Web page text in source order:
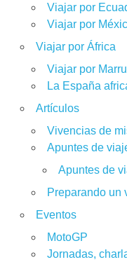
Viajar por
Viajar por
Viajar por África
Viajar por
La España
Artículos
Vivencias de
Apuntes de
Apuntes de
Preparando un
Eventos
MotoGP
Jornadas,